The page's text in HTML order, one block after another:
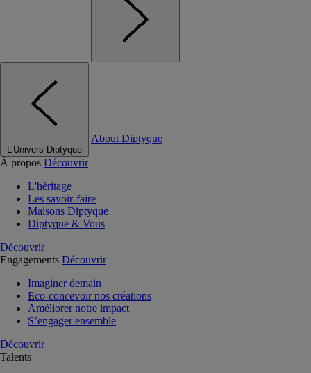
L’Univers Diptyque
About Diptyque
À propos Découvrir
L'héritage
Les savoir-faire
Maisons Diptyque
Diptyque & Vous
Découvrir
Engagements Découvrir
Imaginer demain
Eco-concevoir nos créations
Améliorer notre impact
S’engager ensemble
Découvrir
Talents